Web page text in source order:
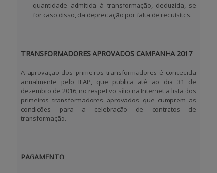
quantidade admitida à transformação, deduzida, se
for caso disso, da depreciação por falta de requisitos.
TRANSFORMADORES APROVADOS CAMPANHA 2017
A aprovação dos primeiros transformadores é concedida
anualmente pelo IFAP, que publica até ao dia 31 de
dezembro de 2016, no respetivo sítio na Internet a lista dos
primeiros transformadores aprovados que cumprem as
condições para a celebração de contratos de
transformação.
PAGAMENTO